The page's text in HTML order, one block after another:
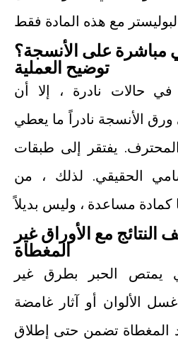
مباشرة على الأنسجة؟
توضيح العملية
حالات نادرة ، إلا أن
الأنسجة نادراً ما يعطي
يفتقر إلى طبقات
الحقيقي. لذلك ، من
النتائج مع الأوراق غير
المغطاة
يمتص الحبر بطرق غير
الألوان أو آثار غامضة
المغطاة تضمن حتى إطلاق